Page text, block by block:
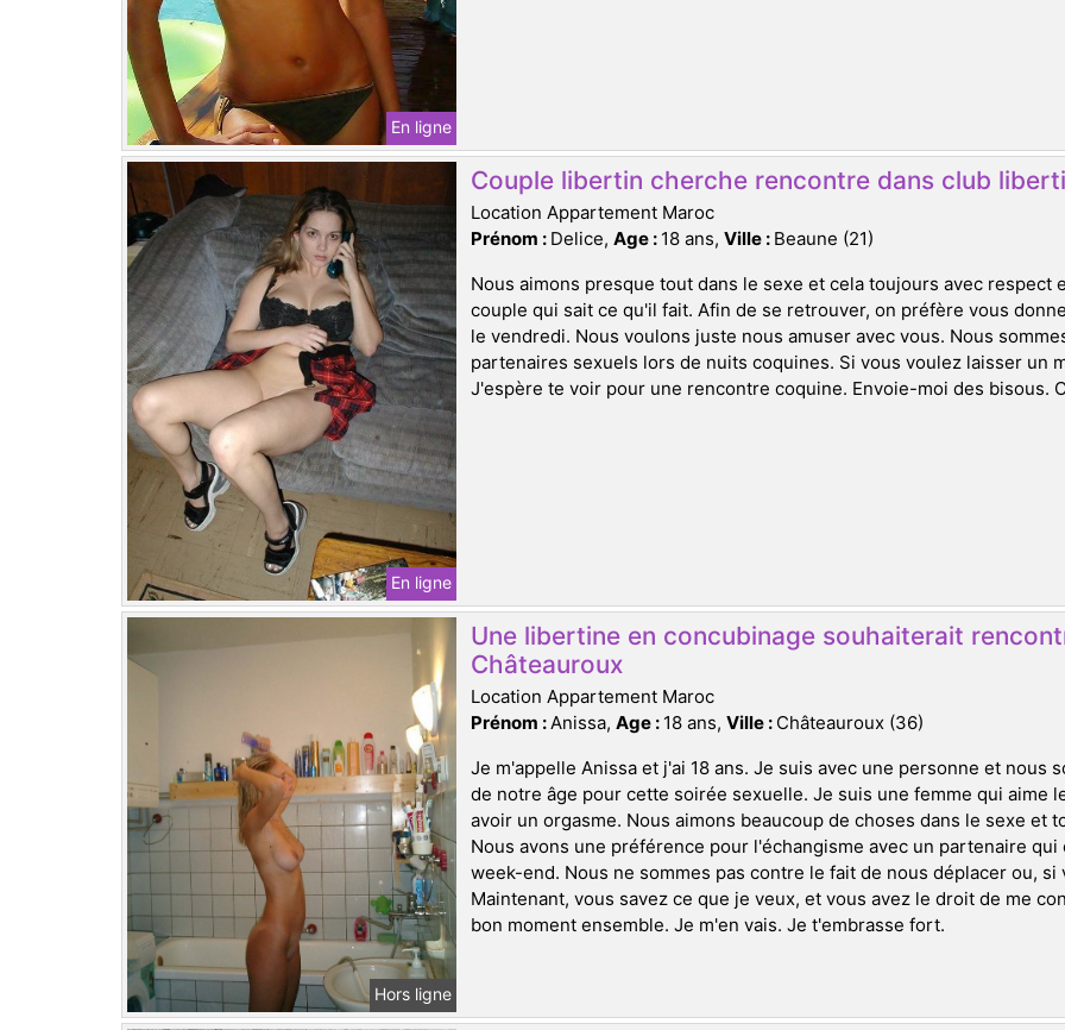
En ligne
En ligne
Couple libertin cherche rencontre dans club
Location Appartement Maroc
Prénom : Delice, Age : 18 ans, Ville : Beaune (21)
Nous aimons presque tout dans le sexe et cela toujours avec respect
couple qui sait ce qu'il fait. Afin de se retrouver, on préfère vous
le vendredi. Nous voulons juste nous amuser avec vous. Nous
partenaires sexuels lors de nuits coquines. Si vous voulez laisser un
J'espère te voir pour une rencontre coquine. Envoie-moi des bisous.
Hors ligne
Une libertine en concubinage souhaiterait
Châteauroux
Location Appartement Maroc
Prénom :Anissa, Age : 18 ans, Ville : Châteauroux (36)
Je m'appelle Anissa et j'ai 18 ans. Je suis avec une personne et nous
de notre âge pour cette soirée sexuelle. Je suis une femme qui aime
avoir un orgasme. Nous aimons beaucoup de choses dans le sexe et
Nous avons une préférence pour l'échangisme avec un partenaire
week-end. Nous ne sommes pas contre le fait de nous déplacer ou,
Maintenant, vous savez ce que je veux, et vous avez le droit de me
bon moment ensemble. Je m'en vais. Je t'embrasse fort.